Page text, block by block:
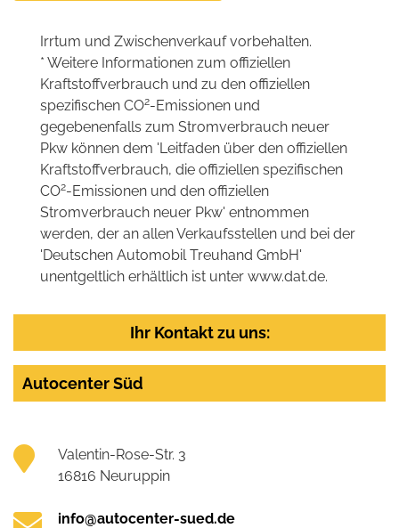
Irrtum und Zwischenverkauf vorbehalten.
* Weitere Informationen zum offiziellen
Kraftstoffverbrauch und zu den offiziellen
spezifischen CO2-Emissionen und
gegebenenfalls zum Stromverbrauch neuer
Pkw können dem 'Leitfaden über den offiziellen
Kraftstoffverbrauch, die offiziellen spezifischen
CO2-Emissionen und den offiziellen
Stromverbrauch neuer Pkw' entnommen
werden, der an allen Verkaufsstellen und bei der
'Deutschen Automobil Treuhand GmbH'
unentgeltlich erhältlich ist unter www.dat.de.
Ihr Kontakt zu uns:
Autocenter Süd
Valentin-Rose-Str. 3
16816 Neuruppin
info@autocenter-sued.de